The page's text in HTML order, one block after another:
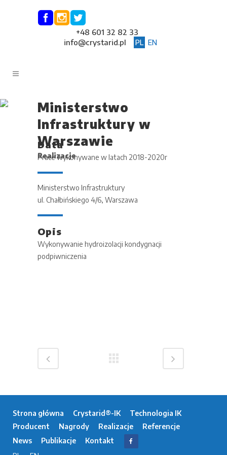
+48 601 32 82 33
info@crystarid.pl
PL EN
Ministerstwo
Infrastruktury w
Warszawie
Realizacje
Data
Prace wykonywane w latach 2018-2020r
Ministerstwo Infrastruktury
ul. Chałbińskiego 4/6, Warszawa
Opis
Wykonywanie hydroizolacji kondygnacji
podpiwniczenia
Strona główna Crystarid®-IK
Technologia IK
Producent
Nagrody Realizacje
Referencje
News
Publikacje
Kontakt